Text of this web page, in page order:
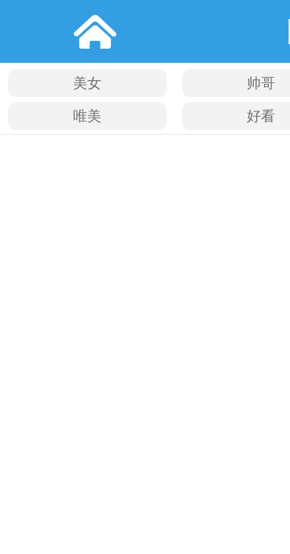
美女 帅哥
唯美 好看